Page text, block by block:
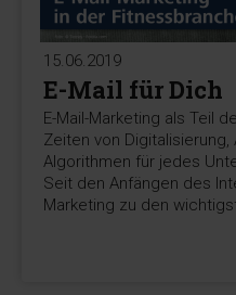
15.06.2019
E-Mail für Dich
E-Mail-Marketing als Teil
Zeiten von Digitalisierung,
Algorithmen für jedes
Seit den Anfängen des
Marketing zu den